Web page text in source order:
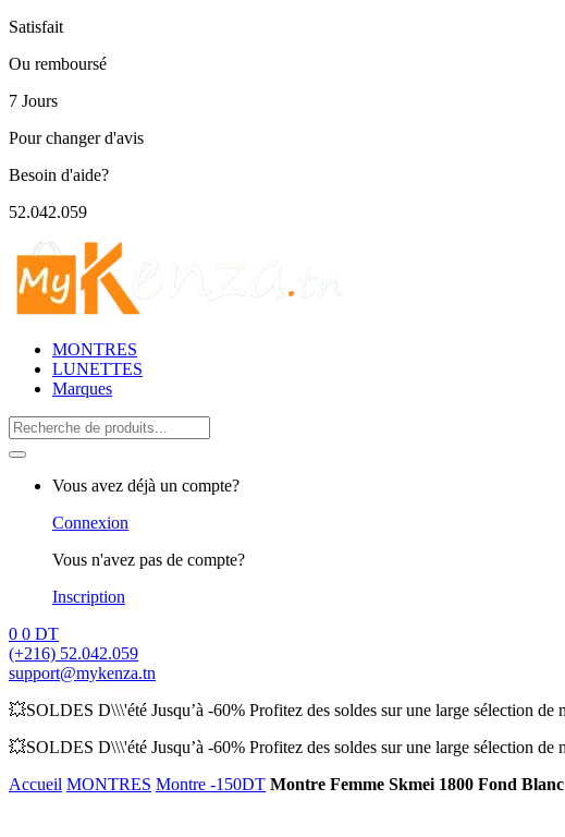
Satisfait
Ou remboursé
7 Jours
Pour changer d'avis
Besoin d'aide?
52.042.059
MONTRES
LUNETTES
Marques
Search
for:
Vous avez déjà un compte?
Connexion
Vous n'avez pas de compte?
Inscription
0 0 DT
(+216) 52.042.059
support@mykenza.tn
💥SOLDES D\\\'été Jusqu’à -60% Profitez des soldes sur une large sélection
💥SOLDES D\\\'été Jusqu’à -60% Profitez des soldes sur une large sélection
Accueil MONTRES Montre -150DT Montre Femme Skmei 1800 Fond Blanc